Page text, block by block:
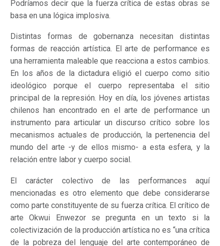
Podríamos decir que la fuerza crítica de estas obras se
basa en una lógica implosiva.
Distintas formas de gobernanza necesitan distintas
formas de reacción artística. El arte de performance es
una herramienta maleable que reacciona a estos cambios.
En los años de la dictadura eligió el cuerpo como sitio
ideológico porque el cuerpo representaba el sitio
principal de la represión. Hoy en día, los jóvenes artistas
chilenos han encontrado en el arte de performance un
instrumento para articular un discurso crítico sobre los
mecanismos actuales de producción, la pertenencia del
mundo del arte -y de ellos mismo- a esta esfera, y la
relación entre labor y cuerpo social.
El carácter colectivo de las performances aquí
mencionadas es otro elemento que debe considerarse
como parte constituyente de su fuerza crítica. El crítico de
arte Okwui Enwezor se pregunta en un texto si la
colectivización de la producción artística no es “una crítica
de la pobreza del lenguaje del arte contemporáneo de